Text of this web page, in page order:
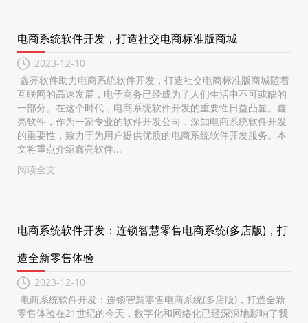
电商系统软件开发，打造社交电商标准版商城
2023-12-10
鑫亮软件助力电商系统软件开发，打造社交电商标准版商城随着
互联网的高速发展，电子商务已经成为了人们生活中不可或缺的
一部分。在这个时代，电商系统软件开发的重要性日益凸显。鑫
亮软件，作为一家专业的软件开发公司，深知电商系统软件开发
的重要性，致力于为用户提供优质的电商系统软件开发服务。本
文将重点介绍鑫亮软件...
阅读全文
电商系统软件开发：连锁智慧零售电商系统(多店版)，打
造全新零售体验
2023-12-10
电商系统软件开发：连锁智慧零售电商系统(多店版)，打造全新
零售体验在21世纪的今天，数字化和网络化已经深深地影响了我